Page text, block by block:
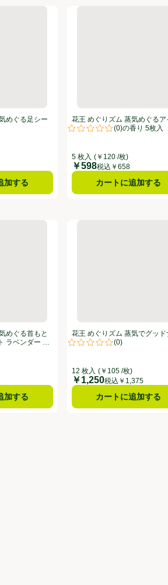
5枚入
蒸気めぐる足シート 無香料 6枚
ーで5点中0.0点。
めぐる足シー
加する
花王 めぐりズム 蒸気め
(0)
評価は0件のレビューで5
花王 めぐりズム 蒸気めぐるア
スク ラベンダーの香り 5枚入
5 枚入 (￥120 /枚)
価格
￥598税込￥658
カートに追加する
プ 8枚
蒸気めぐる首もとシート グッドナイト ラベ
ーで5点中0.0点。
めぐる首もと
ラベンダー 5
加する
花王 めぐりズム 蒸気で
(0)
評価は0件のレビューで5
花王 めぐりズム 蒸気でグッド
ト 無香料 12枚
12 枚入 (￥105 /枚)
価格
￥1,250税込￥1,375
カートに追加する